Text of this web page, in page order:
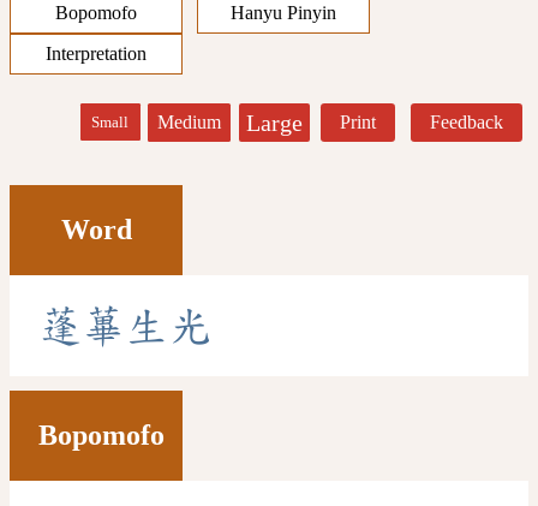
Bopomofo
Hanyu Pinyin
Interpretation
Small Medium Large Print Feedback
Word
蓬 蓽 生 光
Bopomofo